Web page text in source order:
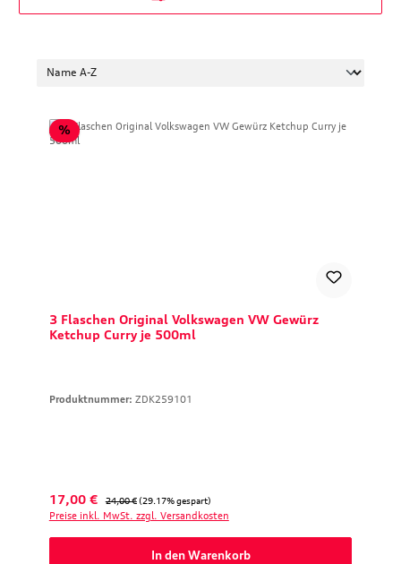
%Rabatt
3 Flaschen Original Volkswagen VW Gewürz
Ketchup Curry je 500ml
Produktnummer: ZDK259101
Verkaufspreis:
17,00 € Regulärer Preis:
24,00 € (29.17% gespart)
Preise inkl. MwSt. zzgl. Versandkosten
In den Warenkorb